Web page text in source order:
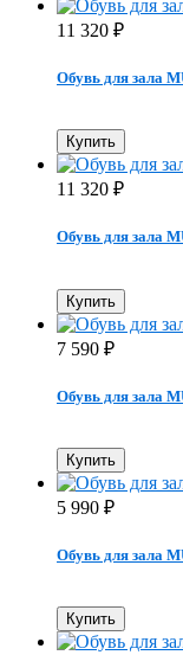
11 320 ₽
Обувь для зала
Купить
11 320 ₽
Обувь для зала
Купить
7 590 ₽
Обувь для зала
Купить
5 990 ₽
Обувь для зала
Купить